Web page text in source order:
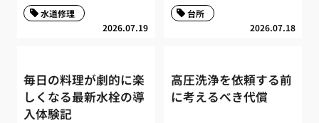
2026.07.19
水道修理
2026.07.18
台所
毎日の料理が劇的に楽
しくなる最新水栓の導
入体験記
高圧洗浄を依頼する前
に考えるべき代償